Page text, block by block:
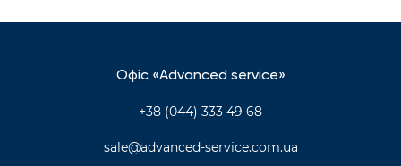
Офіс «Advanced service»
+38 (044) 333 49 68
sale@advanced-service.com.ua